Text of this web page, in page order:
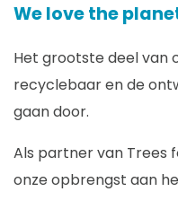
We love the
Het grootste deel van
recyclebaar en de
gaan door.
Als partner van Trees
onze opbrengst aan